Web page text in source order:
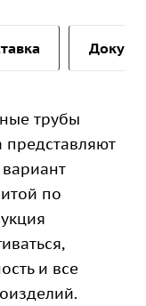
трубы
представляют
по
и все